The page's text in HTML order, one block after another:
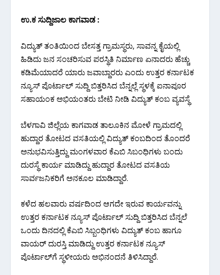
ಉ.ಕ ಸುದ್ದಿಜಾಲ ಕಾಗವಾಡ :
ವಿದ್ಯುತ್ ತಂತಿಯಿಂದ ಬೇಸತ್ತ ಗ್ರಾಮಸ್ಥರು, ಸಾವನ್ನ ಕೈಯಲ್ಲಿ
ಹಿಡಿದು ಜನ ಸಂಚರಿಸುವ ಪರಸ್ಥಿತಿ ನಿರ್ಮಾಣ ಏನಾದರು ಹೆಚ್ಚು
ಕಡಿಮೆಯಾದರೆ ಯಾರು ಜವಾಬ್ದಾರರು ಎಂದು ಉತ್ತರ ಕರ್ನಾಟಕ
ನ್ಯೂಸ್ ಪೊರ್ಟಾಲ್ ಸುದ್ದಿ ಬಿತ್ತರಿಸಿದ ಬೆನ್ನಲ್ಲೆ‌ ಸ್ಥಳಕ್ಕೆ ಐನಾಪೂರ
ಸಹಾಯಂಕ ಅಭಿಯಂತರು ಬೇಟಿ ನೀಡಿ ವಿದ್ಯುತ್ ಕಂಬ ವ್ಯವಸ್ಥೆ
ಬೆಳಗಾವಿ ಜಿಲ್ಲೆಯ ಕಾಗವಾಡ ತಾಲೂಕಿನ ಮೋಳೆ ಗ್ರಾಮದಲ್ಲಿ
ಹುದ್ದಾರ ತೋಟದ ವಸತಿಯಲ್ಲಿ ವಿದ್ಯುತ್ ಕಂಬದಿಂದ ತೊಂದರೆ
ಅನುಭವಿಸುತ್ತಿದ್ದು ಮಂಗಳವಾರ ಕೆಎಬಿ ಸಿಬಂಧಿಗಳು ಬಂದು
ದುರಸ್ಥೆ ಕಾರ್ಯ ಮಾಡಿದ್ದು ಹುದ್ದಾರ ತೋಟದ ವಸತಿಯ
ಸಾರ್ವಜನಿಕರಿಗೆ ಅನಕೂಲ ಮಾಡಿದ್ದಾರೆ.
ಕಳೆದ ಹಲವಾರು ವರ್ಷದಿಂದ ಆಗದೇ ಇರುವ ಕಾರ್ಯವನ್ನು
ಉತ್ತರ ಕರ್ನಾಟಕ ನ್ಯೂಸ್ ಪೊರ್ಟಾಲ್ ಸುದ್ದಿ ಬಿತ್ತರಿಸಿದ ಬೆನ್ನಲೆ
ಒಂದು ದಿನದಲ್ಲಿ ಕೆಎಬಿ ಸಿಬ್ಬಂಧಿಗಳು ವಿದ್ಯುತ್ ಕಂಬ ಹಾಗೂ
ವಾಯರ್ ದುರಸ್ತಿ ಮಾಡಿದ್ದು ಉತ್ತರ ಕರ್ನಾಟಕ ನ್ಯೂಸ್
ಪೊರ್ಟಾಲ್‌ಗೆ ಸ್ಥಳೀಯರು ಅಭಿನಂದನೆ ತಿಳಿಸಿದ್ದಾರೆ.